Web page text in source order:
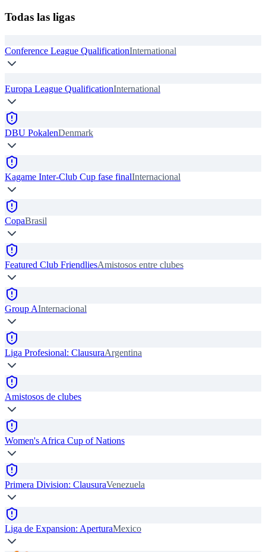
Todas las ligas
Conference League QualificationInternational
Europa League QualificationInternational
DBU PokalenDenmark
Kagame Inter-Club Cup fase finalInternacional
CopaBrasil
Featured Club FriendliesAmistosos entre clubes
Group AInternacional
Liga Profesional: ClausuraArgentina
Amistosos de clubes
Women's Africa Cup of Nations
Primera Division: ClausuraVenezuela
Liga de Expansion: AperturaMexico